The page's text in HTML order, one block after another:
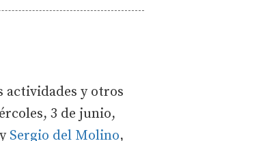
actividades y otros
3 de junio,
y Sergio del Molino,